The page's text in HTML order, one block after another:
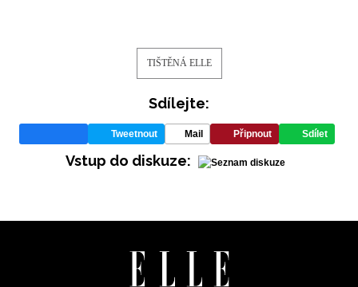
TIŠTĚNÁ ELLE
Sdílejte:
Tweetnout Mail Připnout Sdílet
Vstup do diskuze: